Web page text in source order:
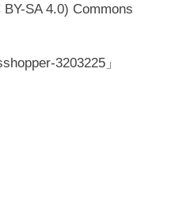
SA 4.0) Commons
3203225」